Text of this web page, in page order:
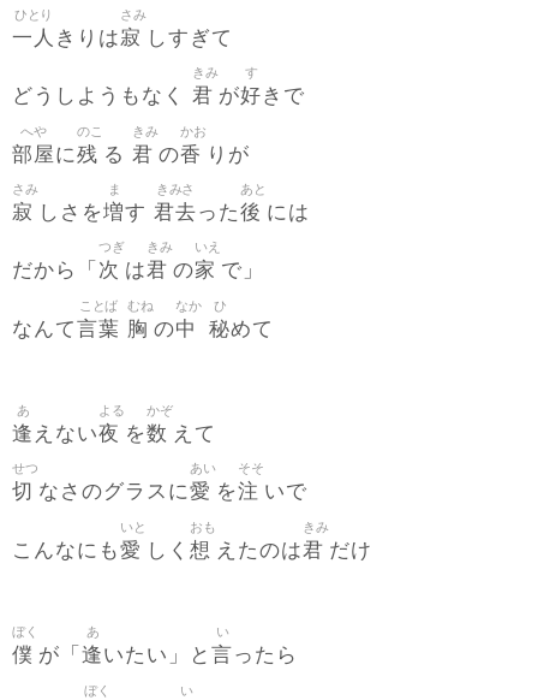
一人
ひとり
きりは寂
さみ
しすぎて
どうしようもなく 君
きみ
が好
す
きで
部屋
へや
に残
のこ
る 君
きみ
の香
かお
りが
寂
さみ
しさを増
ま
す 君去
きみさ
った後
あと
には
だから「 次
つぎ
は君
きみ
の家
いえ
で」
なんて言葉
ことば
胸
むね
の中
なか
秘
ひ
めて
逢
あ
えない夜
よる
を数
かぞ
えて
切
せつ
なさのグラスに愛
あい
を注
そそ
いで
こんなにも愛
いと
しく 想
おも
えたのは君
きみ
だけ
僕
ぼく
が「 逢
あ
いたい」と 言
い
ったら
ぼく い